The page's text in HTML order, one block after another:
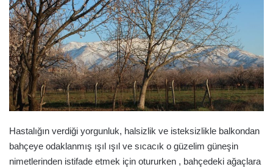
Hastalığın verdiği yorgunluk, halsizlik ve isteksizlikle balkondan
bahçeye odaklanmış ışıl ışıl ve sıcacık o güzelim güneşin
nimetlerinden istifade etmek için otururken , bahçedeki ağaçlara